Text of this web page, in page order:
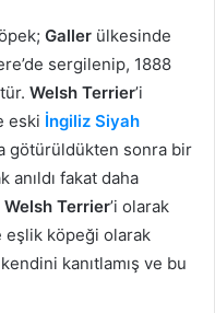
Galler ülkesinde
sergilenip, 1888
Welsh Terrier’i
eski İngiliz Siyah
götürüldükten sonra bir
fakat daha
Welsh Terrier’i olarak
eşlik köpeği olarak
kanıtlamış ve bu